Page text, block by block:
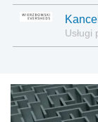
Usługi